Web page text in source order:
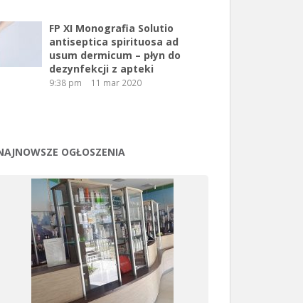
FP XI Monografia Solutio
antiseptica spirituosa ad
usum dermicum – płyn do
dezynfekcji z apteki
9:38 pm 11 mar 2020
OGŁOSZENIA